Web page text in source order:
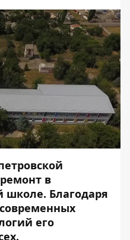
в
школе. Благодаря
его